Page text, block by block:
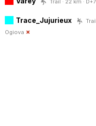
Trace_Jujurieux
Ogiova